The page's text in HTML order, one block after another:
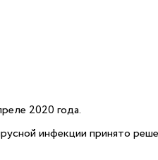
2020 года.
инфекции принято